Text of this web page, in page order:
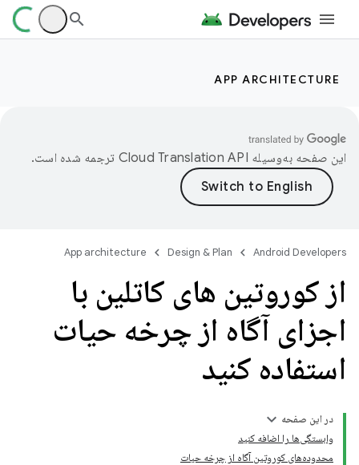
APP ARCHITECTURE
این صفحه به‌وسیله ترجمه شده است.
Android Developers
Design & Plan
App architecture
از کوروتین های کاتلین با
اجزای آگاه از چرخه حیات
استفاده کنید
در این صفحه
وابستگی‌ها را اضافه کنید
محدوده‌های کوروتین آگاه از چرخه حیات